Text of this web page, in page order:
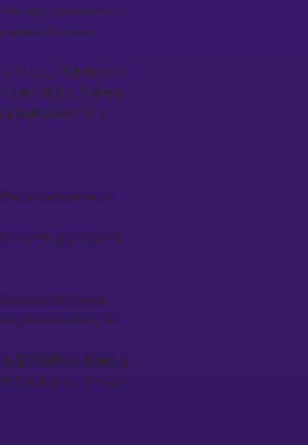
helps you respond to
ahead of industry
向上し、不良率が3パ
迅速な対応と予期せぬ
設備を維持できま
is the timeline for
ジュールはどうなりま
be done during your
provide training for
保守期間中に実施しま
できるよう、チームへ